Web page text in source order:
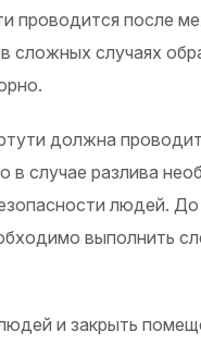
проводится после
сложных случаях
должна
в случае разлива
людей.
выполнить
и закрыть